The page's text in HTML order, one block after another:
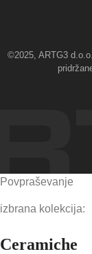
©2025, ARTG3
Povpraševanje
izbrana kolekcija:
Ceramiche